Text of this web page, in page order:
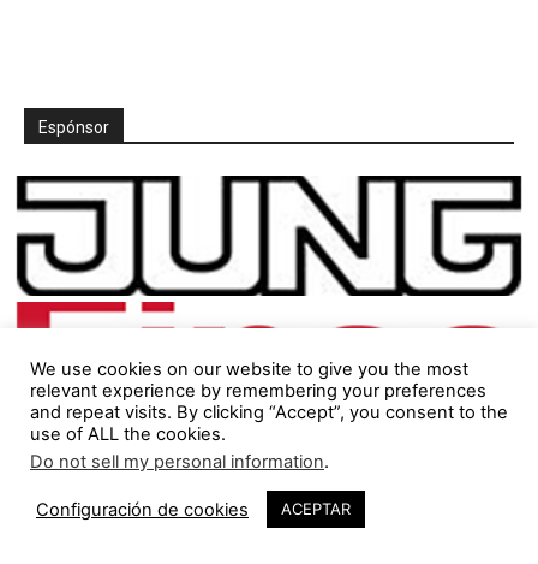
Espónsor
We use cookies on our website to give you the most
relevant experience by remembering your preferences
and repeat visits. By clicking “Accept”, you consent to the
use of ALL the cookies.
Do not sell my personal information.
Configuración de cookies ACEPTAR